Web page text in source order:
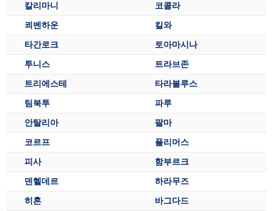
칼리마니
코콜라
쾨벤하운
킬와
타간로크
토아마시나
투니스
트라브존
트리에스테
타라불루스
팀북투
파루
안탈리아
팔마
코르프
플리머스
피사
함부르크
덴헬데르
하라무즈
히혼
바그다드